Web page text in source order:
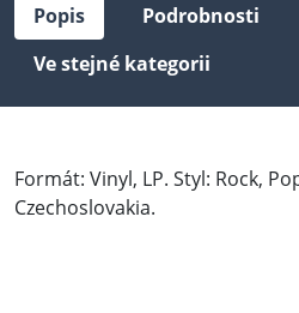
Popis
Podrobnosti
Ve stejné kategorii
Formát: Vinyl, LP. Styl: Rock,
Czechoslovakia.